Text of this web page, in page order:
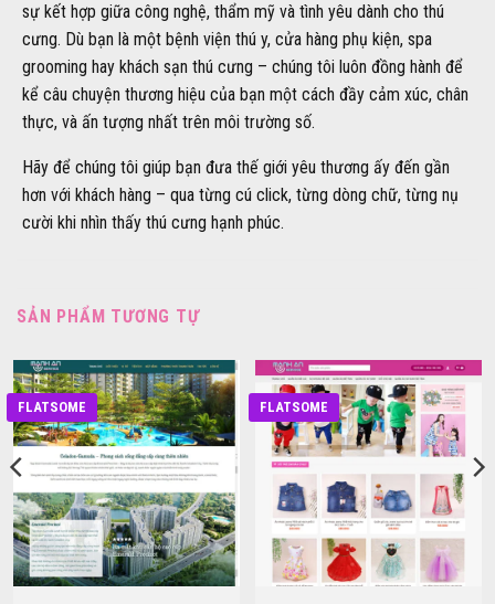
sự kết hợp giữa công nghệ, thẩm mỹ và tình yêu dành cho thú
cưng. Dù bạn là một bệnh viện thú y, cửa hàng phụ kiện, spa
grooming hay khách sạn thú cưng – chúng tôi luôn đồng hành để
kể câu chuyện thương hiệu của bạn một cách đầy cảm xúc, chân
thực, và ấn tượng nhất trên môi trường số.
Hãy để chúng tôi giúp bạn đưa thế giới yêu thương ấy đến gần
hơn với khách hàng – qua từng cú click, từng dòng chữ, từng nụ
cười khi nhìn thấy thú cưng hạnh phúc.
SẢN PHẨM TƯƠNG TỰ
FLATSOME FLATSOME